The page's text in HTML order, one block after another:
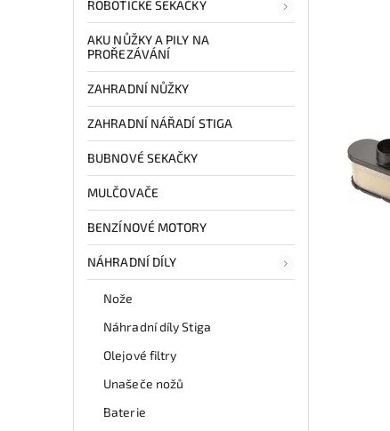
ROBOTICKÉ SEKAČKY
AKU NŮŽKY A PILY NA
PROŘEZÁVÁNÍ
ZAHRADNÍ NŮŽKY
ZAHRADNÍ NÁŘADÍ STIGA
BUBNOVÉ SEKAČKY
MULČOVAČE
BENZÍNOVÉ MOTORY
NÁHRADNÍ DÍLY
Nože
Náhradní díly Stiga
Olejové filtry
Unašeče nožů
Baterie